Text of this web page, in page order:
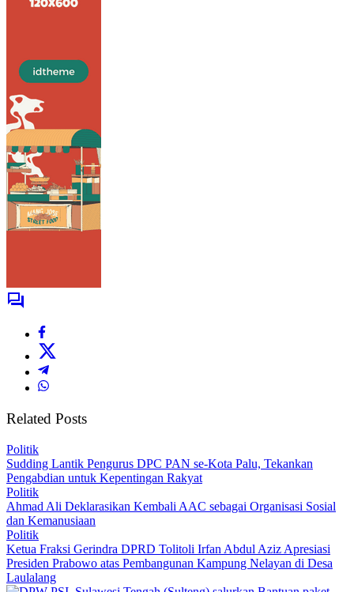
Related Posts
Politik
Sudding Lantik Pengurus DPC PAN se-Kota Palu, Tekankan
Pengabdian untuk Kepentingan Rakyat
Politik
Ahmad Ali Deklarasikan Kembali AAC sebagai Organisasi Sosial
dan Kemanusiaan
Politik
Ketua Fraksi Gerindra DPRD Tolitoli Irfan Abdul Aziz Apresiasi
Presiden Prabowo atas Pembangunan Kampung Nelayan di Desa
Laulalang